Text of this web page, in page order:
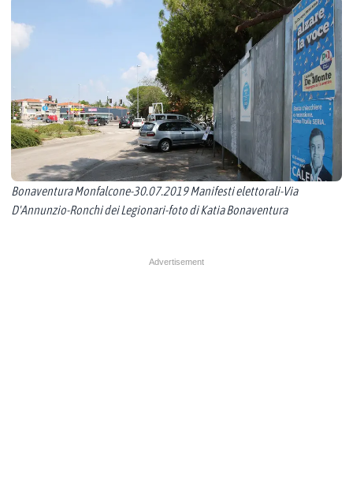
Bonaventura Monfalcone-30.07.2019 Manifesti elettorali-Via
D'Annunzio-Ronchi dei Legionari-foto di Katia Bonaventura